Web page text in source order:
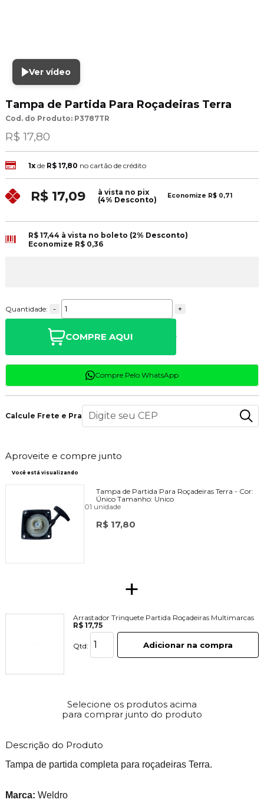
Ver vídeo
Tampa de Partida Para Roçadeiras Terra
Cod. do Produto: P3787TR
R$ 17,80
1xde R$ 17,80 no cartão de crédito
R$ 17,09
à vista no pix
(4% Desconto)
Economize R$ 0,71
R$ 17,44 à vista no boleto (2% Desconto)
Economize R$ 0,36
Quantidade: - +
COMPRE AQUI
Compre Pelo WhatsApp
Calcule Frete e Prazo
Aproveite e compre junto
Você está visualizando
Tampa de Partida Para Roçadeiras Terra - Cor:
Único Tamanho: Unico
01 unidade
R$ 17,80
+
Arrastador Trinquete Partida Roçadeiras Multimarcas
R$ 17,75
Qtd: Adicionar na compra
Selecione os produtos acima
para comprar junto do produto
Descrição do Produto
Tampa de partida completa para roçadeiras Terra.
Marca: Weldro